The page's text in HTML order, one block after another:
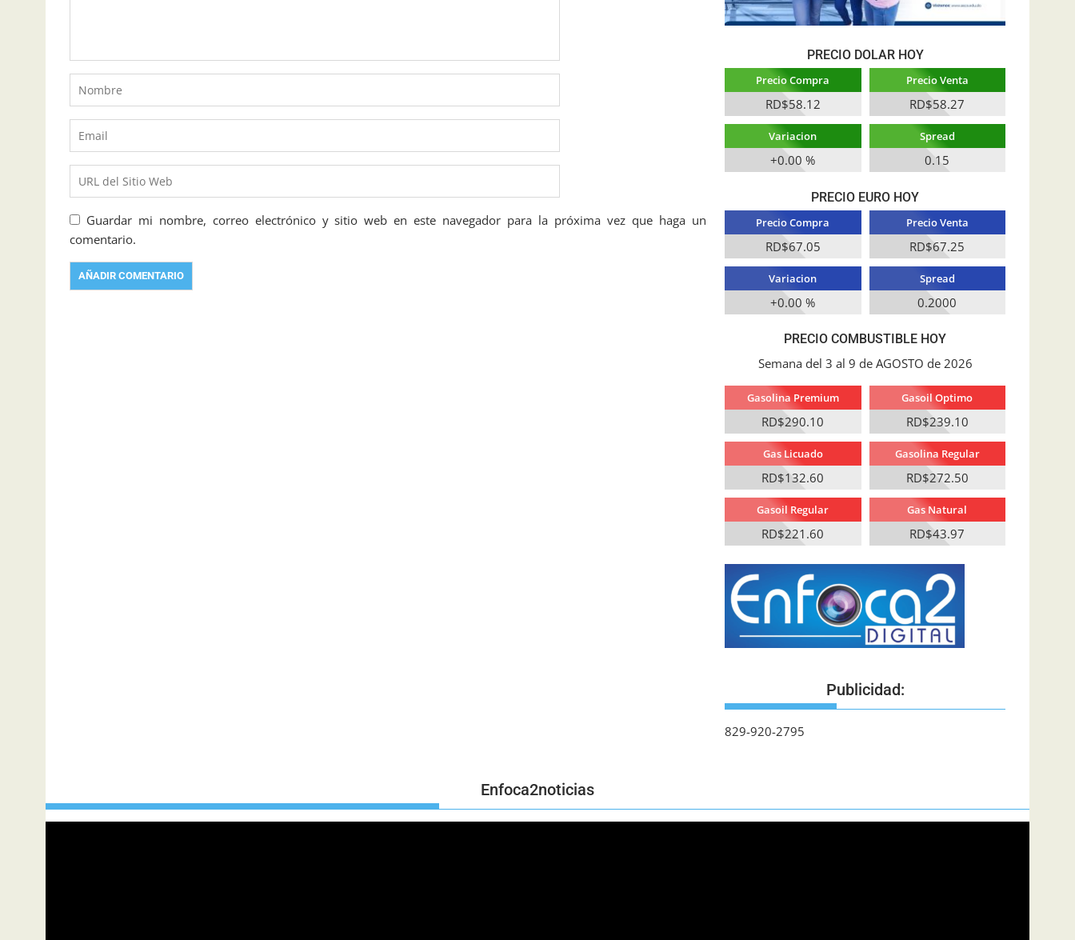
Guardar mi nombre, correo electrónico y sitio web en este navegador para la próxima vez que haga un
comentario.
PRECIO DOLAR HOY
Precio Compra
RD$58.12
Precio Venta
RD$58.27
Variacion
+0.00 %
Spread
0.15
PRECIO EURO HOY
Precio Compra
RD$67.05
Precio Venta
RD$67.25
Variacion
+0.00 %
Spread
0.2000
PRECIO COMBUSTIBLE HOY
Semana del 3 al 9 de AGOSTO de 2026
Gasolina Premium
RD$290.10
Gasoil Optimo
RD$239.10
Gas Licuado
RD$132.60
Gasolina Regular
RD$272.50
Gasoil Regular
RD$221.60
Gas Natural
RD$43.97
Publicidad:
829-920-2795
Enfoca2noticias